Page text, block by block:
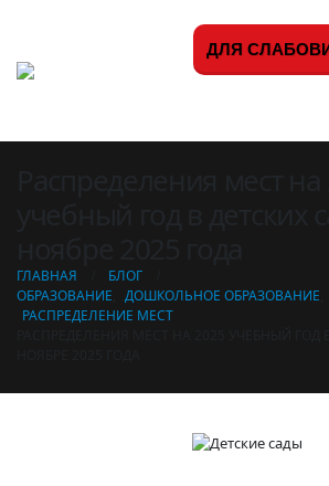
ДЛЯ
ГЛАВНАЯ
БЛОГ
ОБРАЗОВАНИЕ
ДОШКОЛЬНОЕ ОБРАЗОВАНИЕ
РАСПРЕДЕЛЕНИЕ МЕСТ